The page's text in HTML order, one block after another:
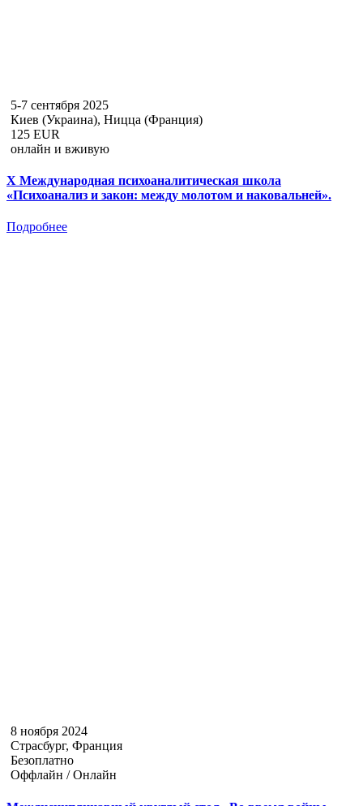
5-7 сентября 2025
Киев (Украина), Ницца (Франция)
125 EUR
онлайн и вживую
X Международная психоаналитическая школа
«Психоанализ и закон: между молотом и наковальней».
Подробнее
8 ноября 2024
Страсбург, Франция
Безоплатно
Оффлайн / Онлайн